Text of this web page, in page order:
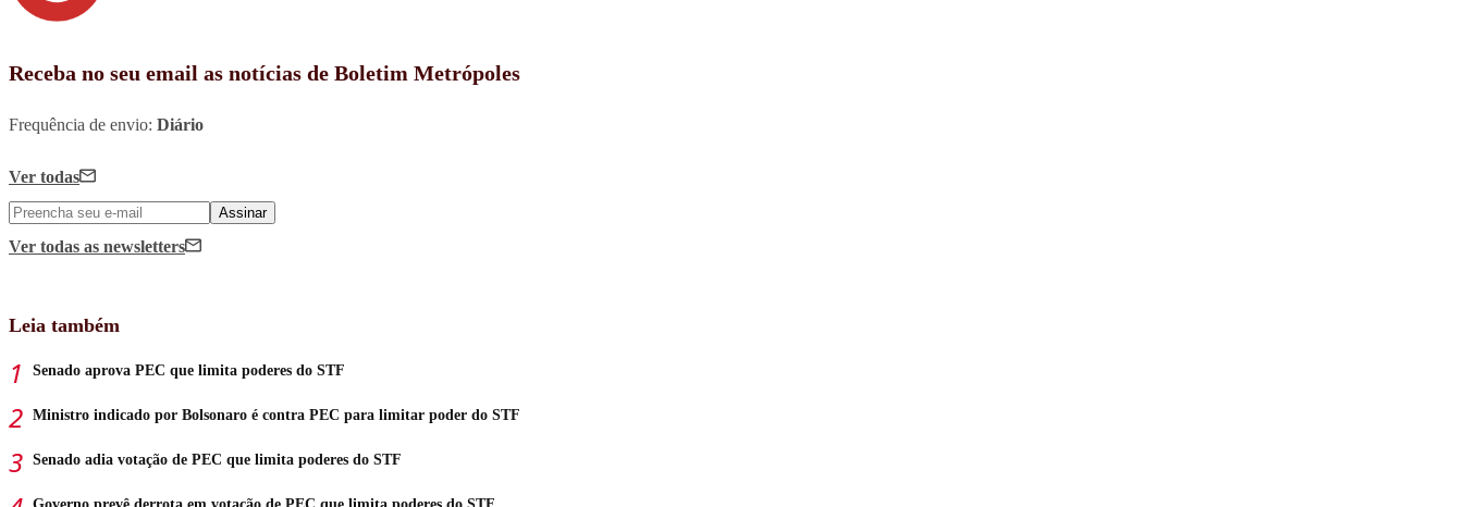
Receba no seu email as notícias de Boletim Metrópoles
Frequência de envio: Diário
Ver todas
Assinar
Ver todas as newsletters
Leia também
Senado aprova PEC que limita poderes do STF
Ministro indicado por Bolsonaro é contra PEC para limitar poder do STF
Senado adia votação de PEC que limita poderes do STF